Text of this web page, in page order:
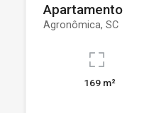
Apartamento
Agronômica, SC
169 m²